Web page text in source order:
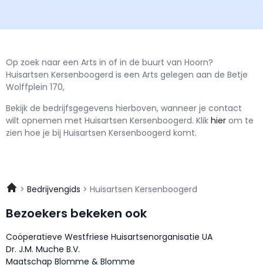
Op zoek naar een Arts in of in de buurt van Hoorn?
Huisartsen Kersenboogerd is een Arts gelegen aan de Betje
Wolffplein 170,
Bekijk de bedrijfsgegevens hierboven, wanneer je contact
wilt opnemen met Huisartsen Kersenboogerd. Klik hier om te
zien hoe je bij Huisartsen Kersenboogerd komt.
Bedrijvengids Huisartsen Kersenboogerd
Bezoekers bekeken ook
Coöperatieve Westfriese Huisartsenorganisatie UA
Dr. J.M. Muche B.V.
Maatschap Blomme & Blomme